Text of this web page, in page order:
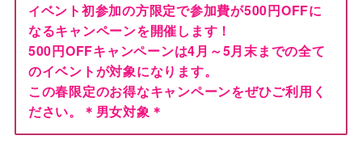
イベント初参加の方限定で参加費が500円OFFに
なるキャンペーンを開催します！
500円OFFキャンペーンは4月～5月末までの全て
のイベントが対象になります。
この春限定のお得なキャンペーンをぜひご利用く
ださい。＊男女対象＊